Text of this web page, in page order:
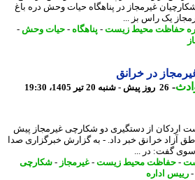
غیرمجاز در پناهگاه حیات وحش دره باغ
یک راس بز ...
محیط زیست-پناهگاه-حیات وحش-
در خرانق
-26 روز پیش - شنبه 20 تیر 1405، 19:30
از دستگیری دو شکارچی غیرمجاز پیش
خرانق خبر داد. - به گزارش خبرگزاری صدا
گفت: در ...
حفاظت محیط زیست-غیرمجاز-شکارچی
اداره